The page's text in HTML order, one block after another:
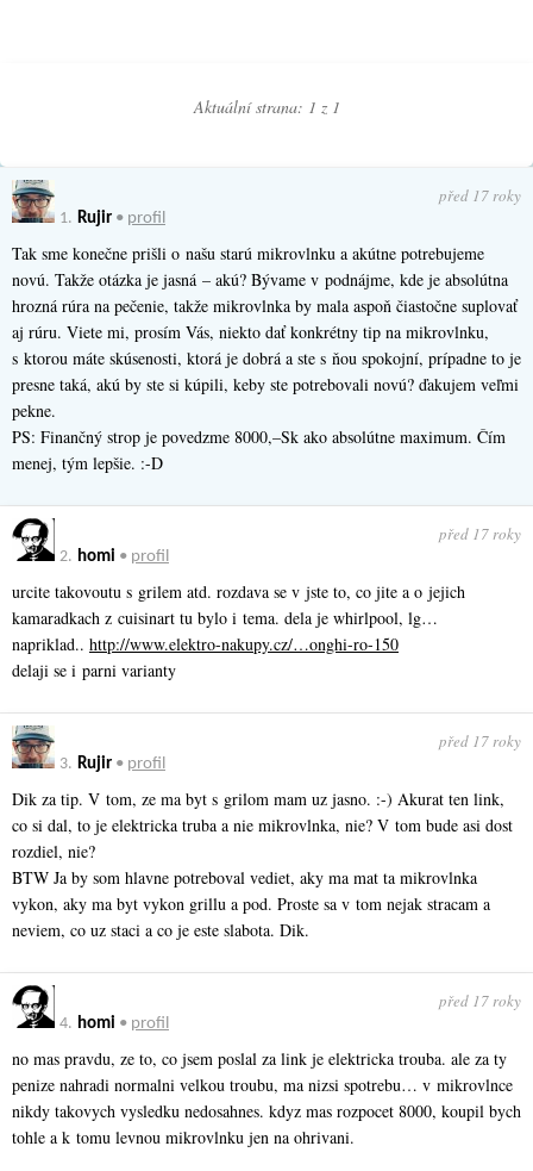
Aktuální strana: 1 z 1
1. Rujir • profil
před 17 roky
Tak sme konečne prišli o našu starú mikrovlnku a akútne potrebujeme
novú. Takže otázka je jasná – akú? Bývame v podnájme, kde je absolútna
hrozná rúra na pečenie, takže mikrovlnka by mala aspoň čiastočne suplovať
aj rúru. Viete mi, prosím Vás, niekto dať konkrétny tip na mikrovlnku,
s ktorou máte skúsenosti, ktorá je dobrá a ste s ňou spokojní, prípadne to je
presne taká, akú by ste si kúpili, keby ste potrebovali novú? ďakujem veľmi
pekne.
PS: Finančný strop je povedzme 8000,–Sk ako absolútne maximum. Čím
menej, tým lepšie. :-D
2. homi • profil
před 17 roky
urcite takovoutu s grilem atd. rozdava se v jste to, co jite a o jejich
kamaradkach z cuisinart tu bylo i tema. dela je whirlpool, lg…
napriklad.. http://www.elektro-nakupy.cz/…onghi-ro-150
delaji se i parni varianty
3. Rujir • profil
před 17 roky
Dik za tip. V tom, ze ma byt s grilom mam uz jasno. :-) Akurat ten link,
co si dal, to je elektricka truba a nie mikrovlnka, nie? V tom bude asi dost
rozdiel, nie?
BTW Ja by som hlavne potreboval vediet, aky ma mat ta mikrovlnka
vykon, aky ma byt vykon grillu a pod. Proste sa v tom nejak stracam a
neviem, co uz staci a co je este slabota. Dik.
4. homi • profil
před 17 roky
no mas pravdu, ze to, co jsem poslal za link je elektricka trouba. ale za ty
penize nahradi normalni velkou troubu, ma nizsi spotrebu… v mikrovlnce
nikdy takovych vysledku nedosahnes. kdyz mas rozpocet 8000, koupil bych
tohle a k tomu levnou mikrovlnku jen na ohrivani.